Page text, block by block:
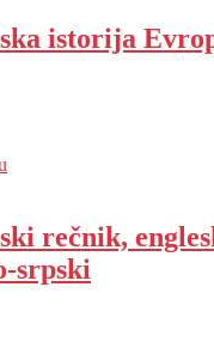
istorija
rečnik,
srpski